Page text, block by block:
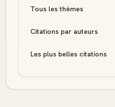
Tous les thèmes
Citations par auteurs
Les plus belles citations